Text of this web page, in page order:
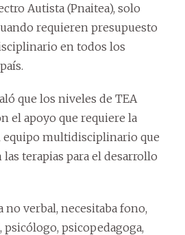
Autista (Pnaitea), solo
requieren presupuesto
en todos los
que los niveles de TEA
el apoyo que requiere la
equipo multidisciplinario que
terapias para el desarrollo
no verbal, necesitaba fono,
psicólogo, psicopedagoga,